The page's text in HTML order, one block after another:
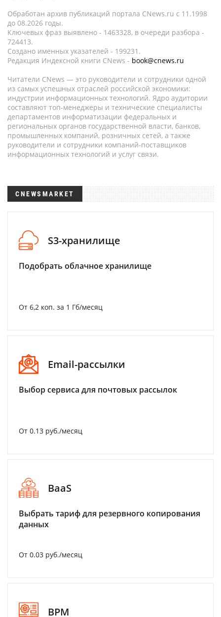
Обработан архив публикаций портала CNews.ru c 11.1998
до 08.2026 годы.
Ключевых фраз выявлено - 1463328, в очереди разбора -
724413.
Создано именных указателей - 199231.
Редакция Индексной книги CNews - book@cnews.ru
Читатели CNews — это руководители и сотрудники одной
из самых успешных отраслей российской экономики:
индустрии информационных технологий. Ядро аудитории
составляют топ-менеджеры и технические специалисты
департаментов информатизации федеральных и
региональных органов государственной власти, банков,
промышленных компаний, розничных сетей, а также
руководители и сотрудники компаний-поставщиков
информационных технологий и услуг связи.
CNEWSMARKET
S3-хранилище
Подобрать облачное хранилище
От 6,2 коп. за 1 Гб/месяц
Email-рассылки
Выбор сервиса для почтовых рассылок
От 0.13 руб./месяц
BaaS
Выбрать тариф для резервного копирования
данных
От 0.03 руб./месяц
BPM